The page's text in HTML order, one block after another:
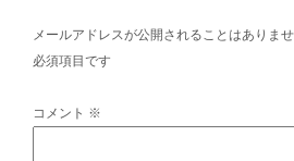
メールアドレスが公開されることはありませ
必須項目です
コメント ※